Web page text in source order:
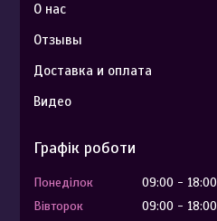
О нас
Отзывы
Доставка и оплата
Видео
Графік роботи
Понеділок 09:00
18:00
Вівторок
09:00
18:00